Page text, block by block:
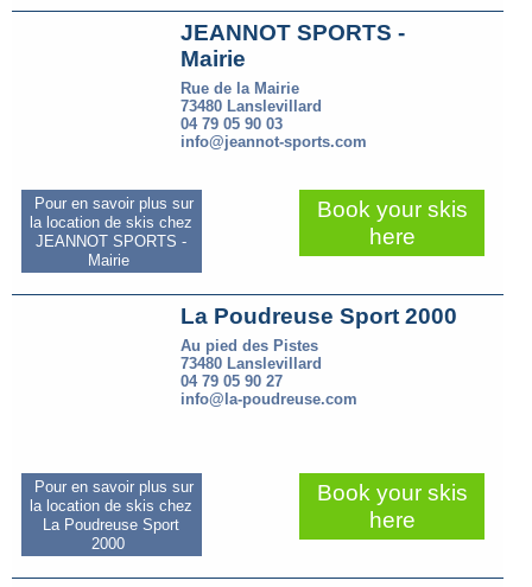
JEANNOT SPORTS -
Mairie
Rue de la Mairie
73480 Lanslevillard
04 79 05 90 03
info@jeannot-sports.com
Pour en savoir plus sur
la location de skis chez
JEANNOT SPORTS -
Mairie
Book your skis
here
La Poudreuse Sport 2000
Au pied des Pistes
73480 Lanslevillard
04 79 05 90 27
info@la-poudreuse.com
Pour en savoir plus sur
la location de skis chez
La Poudreuse Sport
2000
Book your skis
here